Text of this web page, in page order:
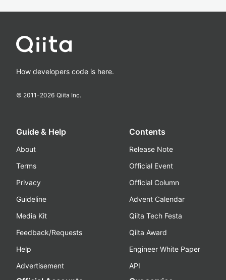
How developers code is here.
© 2011-2026 Qiita Inc.
Guide & Help
About
Terms
Privacy
Guideline
Media Kit
Feedback/Requests
Help
Advertisement
Contents
Release Note
Official Event
Official Column
Advent Calendar
Qiita Tech Festa
Qiita Award
Engineer White Paper
API